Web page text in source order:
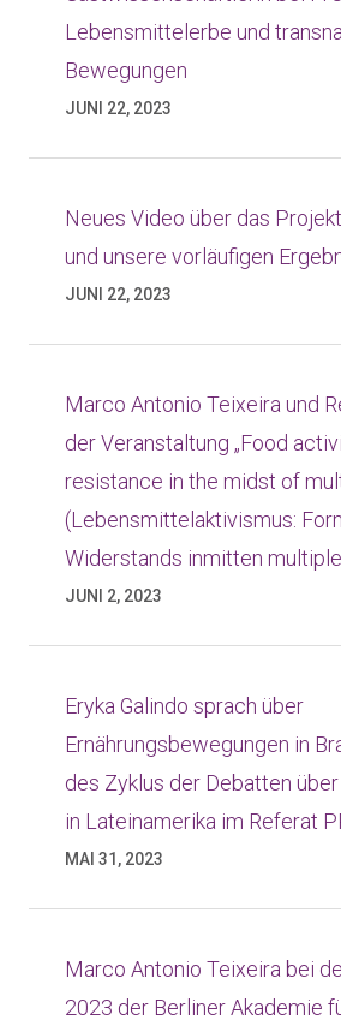
Lebensmittelerbe und
Bewegungen
JUNI 22, 2023
Neues Video über das
und unsere vorläufigen
JUNI 22, 2023
Marco Antonio Teixeira und
der Veranstaltung „Food
resistance in the midst of
(Lebensmittelaktivismus:
Widerstands inmitten
JUNI 2, 2023
Eryka Galindo sprach über
Ernährungsbewegungen in
des Zyklus der Debatten
in Lateinamerika im Referat
MAI 31, 2023
Marco Antonio Teixeira bei
2023 der Berliner Akademie